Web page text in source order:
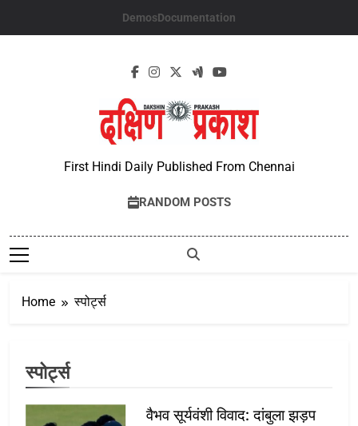
DemosDocumentation
First Hindi Daily Published From Chennai
RANDOM POSTS
Home स्पोर्ट्स
स्पोर्ट्स
वैभव सूर्यवंशी विवाद: दांबुला झड़प